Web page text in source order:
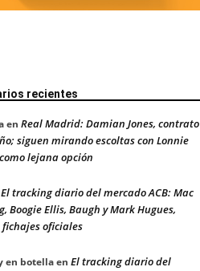
recientes
en Real Madrid: Damian Jones, contrato
siguen mirando escoltas con Lonnie
lejana opción
El tracking diario del mercado ACB: Mac
Boogie Ellis, Baugh y Mark Hugues,
oficiales
en botellaen El tracking diario del